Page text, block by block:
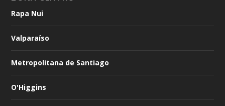
Rapa Nui
Valparaíso
Metropolitana de Santiago
O'Higgins